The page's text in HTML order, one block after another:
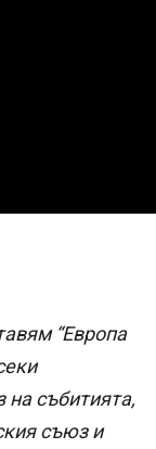
“Европа
на събитията,
съюз и